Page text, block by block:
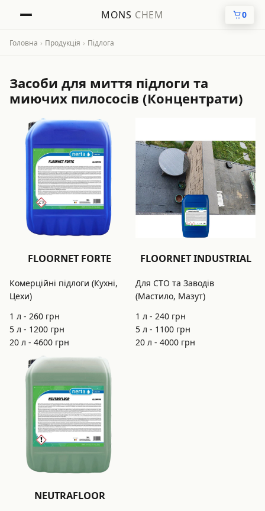
MONS CHEM 0
Головна › Продукція › Підлога
Засоби для миття підлоги та
миючих пилососів (Концентрати)
FLOORNET FORTE
Комерційні підлоги (Кухні,
Цехи)
1 л - 260 грн
5 л - 1200 грн
20 л - 4600 грн
FLOORNET INDUSTRIAL
Для СТО та Заводів
(Мастило, Мазут)
1 л - 240 грн
5 л - 1100 грн
20 л - 4000 грн
NEUTRAFLOOR